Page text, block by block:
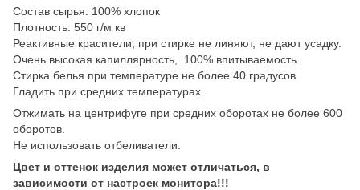
Состав сырья: 100% хлопок
Плотность: 550 г/м кв
Реактивные красители, при стирке не линяют, не дают усадку.
Очень высокая капиллярность, 100% впитываемость.
Стирка белья при температуре не более 40 градусов.
Гладить при средних температурах.
Отжимать на центрифуге при средних оборотах не более 600
оборотов.
Не использовать отбеливатели.
Цвет и оттенок изделия может отличаться, в
зависимости от настроек монитора!!!